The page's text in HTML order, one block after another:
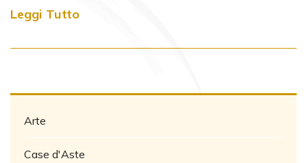
Leggi Tutto
Arte
Case d'Aste